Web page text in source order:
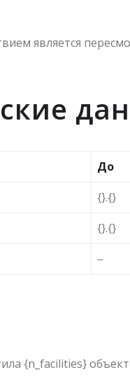
является
До
{}.{}
{}.{}
–
{n_facilities}